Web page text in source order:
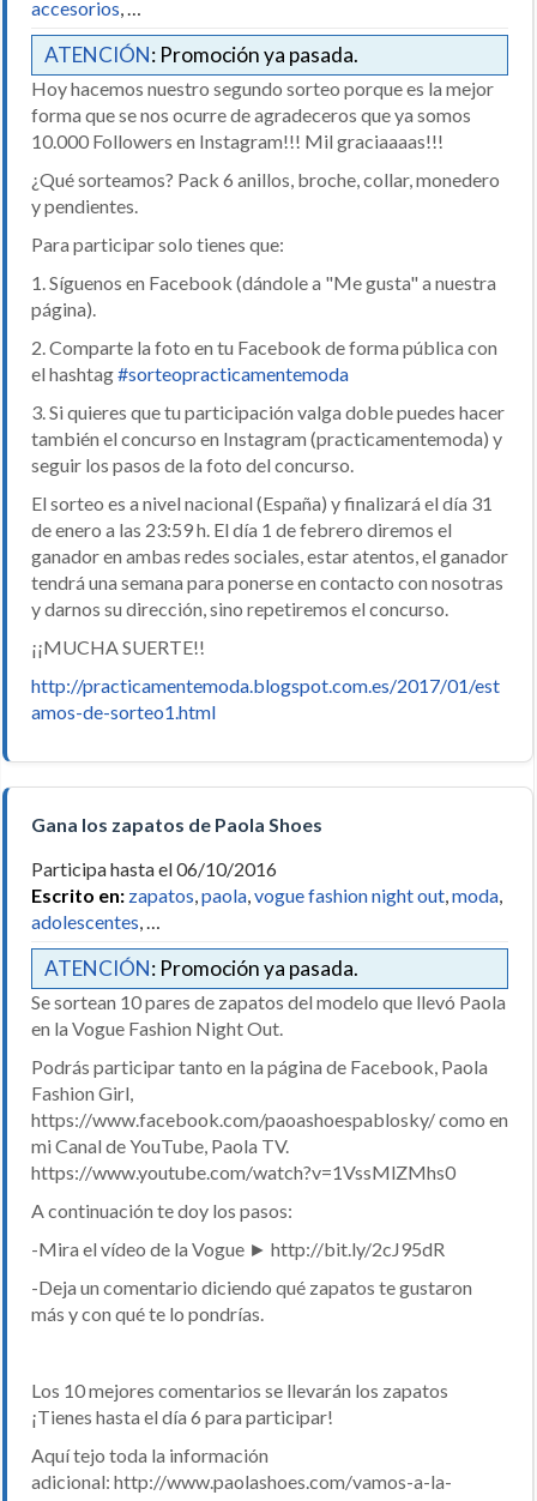
accesorios, …
ATENCIÓN: Promoción ya pasada.
Hoy hacemos nuestro segundo sorteo porque es la mejor
forma que se nos ocurre de agradeceros que ya somos
10.000 Followers en Instagram!!! Mil graciaaaas!!!
¿Qué sorteamos? Pack 6 anillos, broche, collar, monedero
y pendientes.
Para participar solo tienes que:
1. Síguenos en Facebook (dándole a "Me gusta" a nuestra
página).
2. Comparte la foto en tu Facebook de forma pública con
el hashtag#sorteopracticamentemoda
3. Si quieres que tu participación valga doble puedes hacer
también el concurso en Instagram (practicamentemoda) y
seguir los pasos de la foto del concurso.
El sorteo es a nivel nacional (España) y finalizará el día 31
de enero a las 23:59 h. El día 1 de febrero diremos el
ganador en ambas redes sociales, estar atentos, el ganador
tendrá una semana para ponerse en contacto con nosotras
y darnos su dirección, sino repetiremos el concurso.
¡¡MUCHA SUERTE!!
http://practicamentemoda.blogspot.com.es/2017/01/est
amos-de-sorteo1.html
Gana los zapatos de Paola Shoes
Participa hasta el 06/10/2016
Escrito en: zapatos,paola,vogue fashion night out,moda,
adolescentes, …
ATENCIÓN: Promoción ya pasada.
Se sortean 10 pares de zapatos del modelo que llevó Paola
en la Vogue Fashion Night Out.
Podrás participar tanto en la página de Facebook, Paola
Fashion Girl,
https://www.facebook.com/paoashoespablosky/ como en
mi Canal de YouTube, Paola TV.
https://www.youtube.com/watch?v=1VssMlZMhs0
A continuación te doy los pasos:
-Mira el vídeo de la Vogue ► http://bit.ly/2cJ95dR
-Deja un comentario diciendo qué zapatos te gustaron
más y con qué te lo pondrías.
Los 10 mejores comentarios se llevarán los zapatos
¡Tienes hasta el día 6 para participar!
Aquí tejo toda la información
adicional: http://www.paolashoes.com/vamos-a-la-